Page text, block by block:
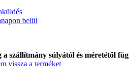
belül
a szállítmány súlyától és méretétől
vissza a terméket